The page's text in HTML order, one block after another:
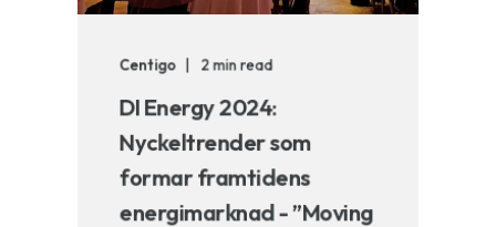
Centigo 2 min read
DI Energy 2024:
Nyckeltrender som
formar framtidens
energimarknad - ”Moving